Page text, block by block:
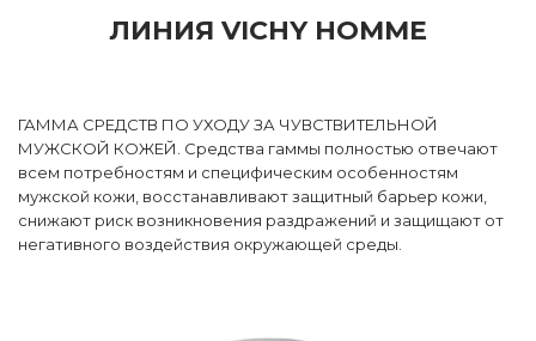
ЛИНИЯ VICHY HOMME
ГАММА СРЕДСТВ ПО УХОДУ ЗА ЧУВСТВИТЕЛЬНОЙ
МУЖСКОЙ КОЖЕЙ. Средства гаммы полностью отвечают
всем потребностям и специфическим особенностям
мужской кожи, восстанавливают защитный барьер кожи,
снижают риск возникновения раздражений и защищают от
негативного воздействия окружающей среды.